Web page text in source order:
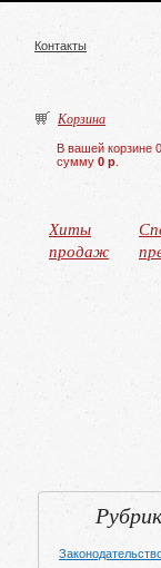
Контакты
Корзина
В вашей корзине
сумму 0 р
Хиты
продаж